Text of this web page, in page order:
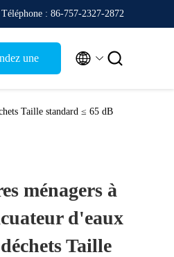
Téléphone : 86-757-2327-2872
une  
Taille standard ≤ 65 dB
ménagers à
d'eaux
Taille